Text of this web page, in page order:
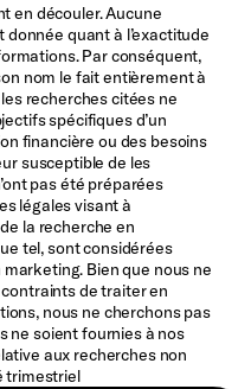
en découler. Aucune
donnée quant à l’exactitude
Par conséquent,
nom le fait entièrement à
recherches citées ne
spécifiques d’un
financière ou des besoins
susceptible de les
pas été préparées
légales visant à
la recherche en
tel, sont considérées
Bien que nous ne
de traiter en
nous ne cherchons pas
ne soient fournies à nos
aux recherches non
trimestriel